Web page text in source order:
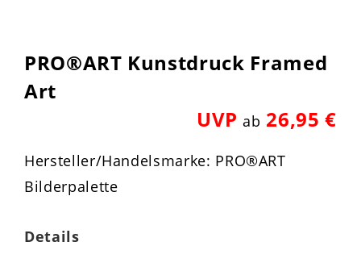
PRO®ART Kunstdruck Framed
Art
UVPab 26,95 €
Hersteller/Handelsmarke: PRO®ART
Bilderpalette
Details